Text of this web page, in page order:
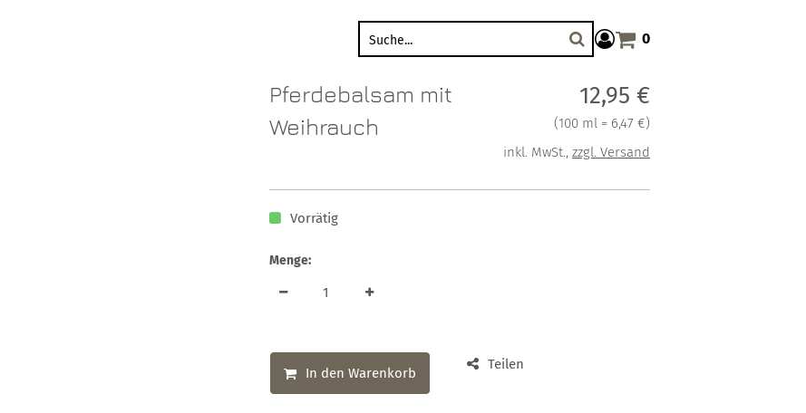
Warenkorb anzeigen. Sie
0
Pferdebalsam mit
Weihrauch
Verkaufspreis: 12,95 €
12,95 €
Preis pro 100 ml = 6,47 €
(100 ml = 6,47 €)
inkl. MwSt., zzgl. Versand
Vorrätig
Menge:
In den Warenkorb
Teilen